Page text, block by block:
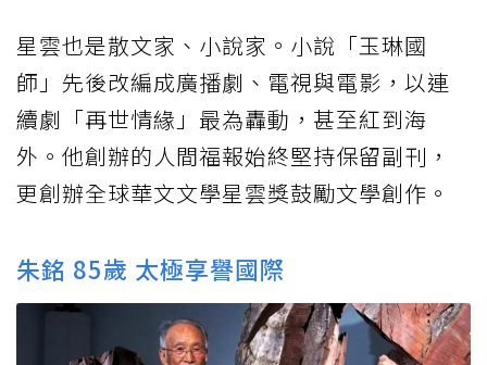
星雲也是散文家、小說家。小說「玉琳國
師」先後改編成廣播劇、電視與電影，以連
續劇「再世情緣」最為轟動，甚至紅到海
外。他創辦的人間福報始終堅持保留副刊，
更創辦全球華文文學星雲獎鼓勵文學創作。
朱銘 85歲 太極享譽國際